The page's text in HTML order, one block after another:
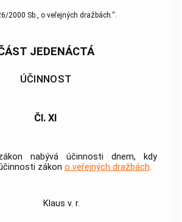
2000 Sb., o veřejných dražbách.“.
JEDENÁCTÁ
ÚČINNOST
Čl. XI
nabývá účinnosti dnem, kdy
zákon o veřejných dražbách.
Klaus v. r.